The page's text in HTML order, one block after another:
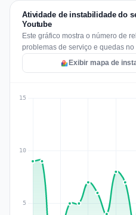
Atividade de instabilidade do
Youtube
Este gráfico mostra o número de
problemas de serviço e quedas
Exibir mapa de